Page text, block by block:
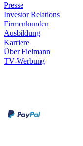
Presse
Investor Relations
Firmenkunden
Ausbildung
Karriere
Über Fielmann
TV-Werbung